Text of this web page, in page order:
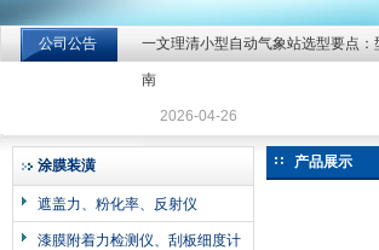
北京北拓仪器设备有限公司
公司公告 一文理清小型自动气象站选型要点
南
2026-04-26
涂膜装潢
遮盖力、粉化率、反射仪
漆膜附着力检测仪、刮板细度计
产品展示